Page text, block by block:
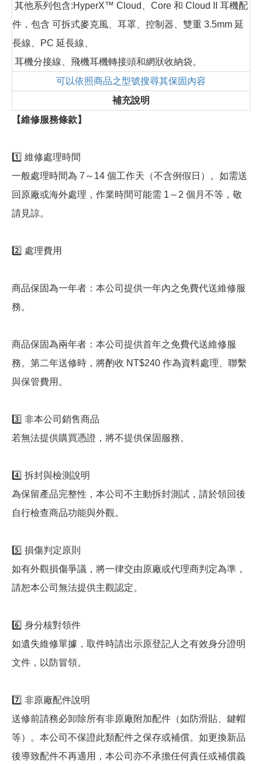
其他系列包含:HyperX™ Cloud、Core 和 Cloud II 耳機配
件，包含 可拆式麥克風、耳罩、控制器、雙重 3.5mm 延
長線、PC 延長線、
耳機分接線、飛機耳機轉接頭和網狀收納袋。
可以依照商品之型號搜尋其保固內容
補充說明
【維修服務條款】
1️⃣ 維修處理時間
一般處理時間為 7～14 個工作天（不含例假日）。如需送
回原廠或海外處理，作業時間可能需 1～2 個月不等，敬
請見諒。
2️⃣ 處理費用
商品保固為一年者：本公司提供一年內之免費代送維修服
務。
商品保固為兩年者：本公司提供首年之免費代送維修服
務。第二年送修時，將酌收 NT$240 作為資料處理、聯繫
與保管費用。
3️⃣ 非本公司銷售商品
若無法提供購買憑證，將不提供保固服務。
4️⃣ 拆封與檢測說明
為保留產品完整性，本公司不主動拆封測試，請於領回後
自行檢查商品功能與外觀。
5️⃣ 損傷判定原則
如有外觀損傷爭議，將一律交由原廠或代理商判定為準，
請恕本公司無法提供主觀認定。
6️⃣ 身分核對領件
如遺失維修單據，取件時請出示原登記人之有效身分證明
文件，以防冒領。
7️⃣ 非原廠配件說明
送修前請務必卸除所有非原廠附加配件（如防滑貼、鍵帽
等）。本公司不保證此類配件之保存或補償。如更換新品
後導致配件不再適用，本公司亦不承擔任何責任或補償義